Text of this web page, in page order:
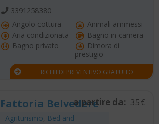
3391258380
Angolo cottura
Animali ammessi
Aria condizionata
Bagno in camera
Bagno privato
Dimora di
prestigio
RICHIEDI PREVENTIVO GRATUITO
Fattoria Belvedere
Agriturismo, Bed and
a partire da: 35€